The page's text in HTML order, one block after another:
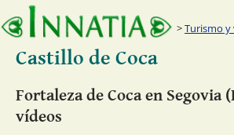
Turismo y
Castillo de Coca
Fortaleza de Coca en
vídeos